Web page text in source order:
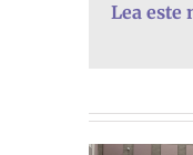
Lea este